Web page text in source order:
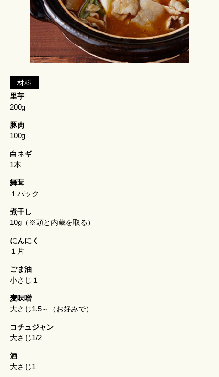
材料
里芋
200g
豚肉
100g
白ネギ
1本
舞茸
１パック
煮干し
10g（※頭と内蔵を取る）
にんにく
１片
ごま油
小さじ１
麦味噌
大さじ1.5～（お好みで）
コチュジャン
大さじ1/2
酒
大さじ1